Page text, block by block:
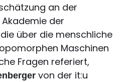
an der
der
über die menschliche
Maschinen
Fragen referiert,
von der it:u